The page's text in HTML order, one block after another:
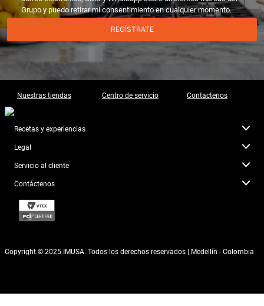
Grupo y puedo retirar mi consentimiento en cualquier momento.
REGÍSTRATE
Nuestras tiendas Centro de servicio Contactenos
Recetas y experiencias
Legal
Servicio al cliente
Contáctenos
Copyright © 2025 IMUSA. Todos los derechos reservados | Medellín - Colombia